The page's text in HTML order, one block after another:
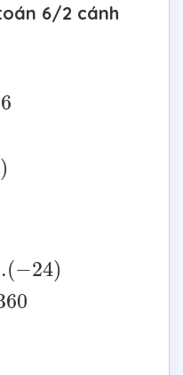
6/2 cánh
)
(−24)